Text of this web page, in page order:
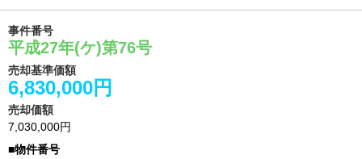
事件番号
平成27年(ケ)第76号
売却基準価額
6,830,000円
売却価額
7,030,000円